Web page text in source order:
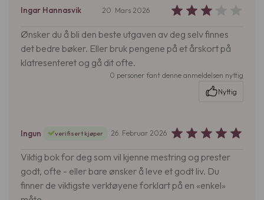
Ingar Hannasvik 20. Mars 2026
Ønsker du å bli den beste utgaven av deg selv finnes
det bedre bøker. Eller bruk pengene på et årskort på
klatresenteret og gå dit ofte.
0 personer fant denne anmeldelsen nyttig
Nyttig
Ingun verifisert kjøper 26. Februar 2026
Viktig bok for deg som vil kjenne mestring og prester
godt, ofte - eller bare ønsker å leve et godt liv. Du
finner de viktigste verktøyene forklart på en «enkel»